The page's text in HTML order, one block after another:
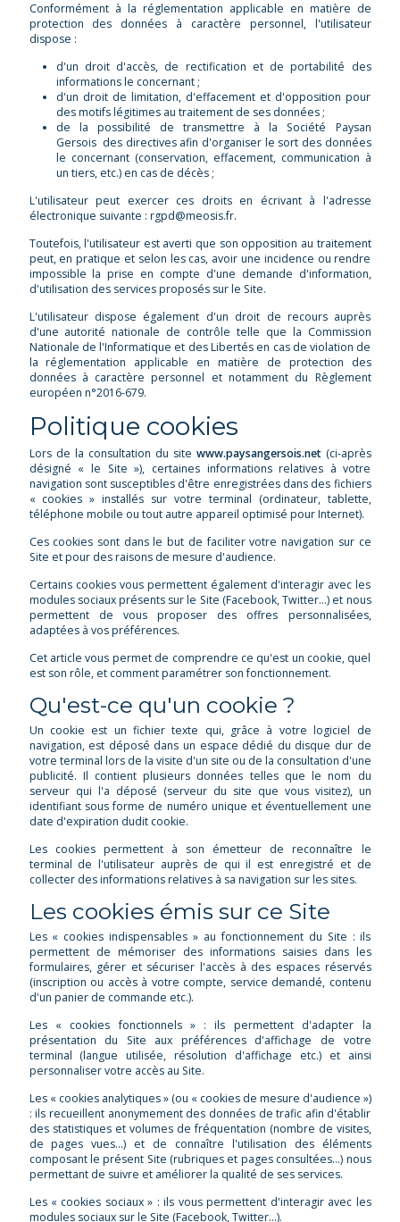
Conformément à la réglementation applicable en matière de
protection des données à caractère personnel, l'utilisateur
dispose :
d'un droit d'accès, de rectification et de portabilité des
informations le concernant ;
d'un droit de limitation, d'effacement et d'opposition pour
des motifs légitimes au traitement de ses données ;
de la possibilité de transmettre à la Société Paysan
Gersois des directives afin d'organiser le sort des données
le concernant (conservation, effacement, communication à
un tiers, etc.) en cas de décès ;
L'utilisateur peut exercer ces droits en écrivant à l'adresse
électronique suivante : rgpd@meosis.fr.
Toutefois, l'utilisateur est averti que son opposition au traitement
peut, en pratique et selon les cas, avoir une incidence ou rendre
impossible la prise en compte d'une demande d'information,
d'utilisation des services proposés sur le Site.
L'utilisateur dispose également d'un droit de recours auprès
d'une autorité nationale de contrôle telle que la Commission
Nationale de l'Informatique et des Libertés en cas de violation de
la réglementation applicable en matière de protection des
données à caractère personnel et notamment du Règlement
européen n°2016-679.
Politique cookies
Lors de la consultation du site www.paysangersois.net(ci-après
désigné « le Site »), certaines informations relatives à votre
navigation sont susceptibles d'être enregistrées dans des fichiers
« cookies » installés sur votre terminal (ordinateur, tablette,
téléphone mobile ou tout autre appareil optimisé pour Internet).
Ces cookies sont dans le but de faciliter votre navigation sur ce
Site et pour des raisons de mesure d'audience.
Certains cookies vous permettent également d'interagir avec les
modules sociaux présents sur le Site (Facebook, Twitter…) et nous
permettent de vous proposer des offres personnalisées,
adaptées à vos préférences.
Cet article vous permet de comprendre ce qu'est un cookie, quel
est son rôle, et comment paramétrer son fonctionnement.
Qu'est-ce qu'un cookie ?
Un cookie est un fichier texte qui, grâce à votre logiciel de
navigation, est déposé dans un espace dédié du disque dur de
votre terminal lors de la visite d'un site ou de la consultation d'une
publicité. Il contient plusieurs données telles que le nom du
serveur qui l'a déposé (serveur du site que vous visitez), un
identifiant sous forme de numéro unique et éventuellement une
date d'expiration dudit cookie.
Les cookies permettent à son émetteur de reconnaître le
terminal de l'utilisateur auprès de qui il est enregistré et de
collecter des informations relatives à sa navigation sur les sites.
Les cookies émis sur ce Site
Les « cookies indispensables » au fonctionnement du Site : ils
permettent de mémoriser des informations saisies dans les
formulaires, gérer et sécuriser l'accès à des espaces réservés
(inscription ou accès à votre compte, service demandé, contenu
d'un panier de commande etc.).
Les « cookies fonctionnels » : ils permettent d'adapter la
présentation du Site aux préférences d'affichage de votre
terminal (langue utilisée, résolution d'affichage etc.) et ainsi
personnaliser votre accès au Site.
Les « cookies analytiques » (ou « cookies de mesure d'audience »)
: ils recueillent anonymement des données de trafic afin d'établir
des statistiques et volumes de fréquentation (nombre de visites,
de pages vues...) et de connaître l'utilisation des éléments
composant le présent Site (rubriques et pages consultées…) nous
permettant de suivre et améliorer la qualité de ses services.
Les « cookies sociaux » : ils vous permettent d'interagir avec les
modules sociaux sur le Site (Facebook, Twitter…).